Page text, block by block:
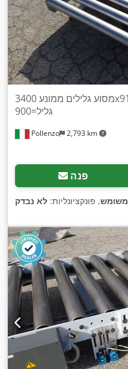
Pollenzo 2,793 km
מסוע גלילים ממונע 3400x910x300, אורך
גליל=900
פנה
משומש, פונקציונליות: לא נבדק